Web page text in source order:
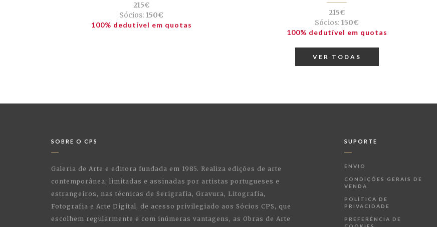
215€
Sócios: 150€
100% dedutível em quotas
215€
Sócios: 150€
100% dedutível em quotas
VER TODAS
SOBRE O CPS
Galeria de Arte e editora fundada em 1985. Realiza edições de arte
contemporânea, limitadas e assinadas por artistas portugueses e
estrangeiros, nas técnicas de Serigrafia, Gravura, Litografia,
Fotografia e Arte Digital, de acesso privilegiado aos Sócios CPS, que
escolhem regularmente e com inúmeras vantagens, as Obras de Arte
SUPORTE
ENVIO
CONDIÇÕES GERAIS DE
VENDA
POLÍTICA DE
PRIVACIDADE
PREFERÊNCIA DE